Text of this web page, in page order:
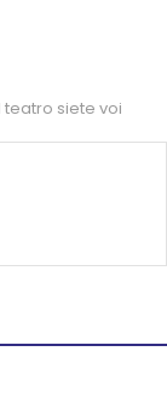
teatro siete voi